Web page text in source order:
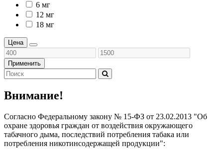
6 мг
12 мг
18 мг
Цена
Применить
Внимание!
Согласно Федеральному закону № 15-ФЗ от 23.02.2013 "Об
охране здоровья граждан от воздействия окружающего
табачного дыма, последствий потребления табака или
потребления никотинсодержащей продукции":